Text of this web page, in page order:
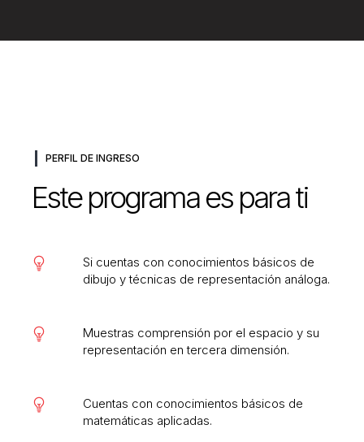
PERFIL DE INGRESO
Este programa es para ti
Si cuentas con conocimientos básicos de
dibujo y técnicas de representación análoga.
Muestras comprensión por el espacio y su
representación en tercera dimensión.
Cuentas con conocimientos básicos de
matemáticas aplicadas.